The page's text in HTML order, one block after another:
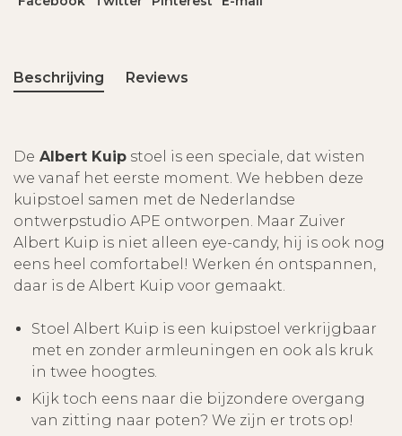
Beschrijving Reviews
De Albert Kuip stoel is een speciale, dat wisten
we vanaf het eerste moment. We hebben deze
kuipstoel samen met de Nederlandse
ontwerpstudio APE ontworpen. Maar Zuiver
Albert Kuip is niet alleen eye-candy, hij is ook nog
eens heel comfortabel! Werken én ontspannen,
daar is de Albert Kuip voor gemaakt.
Stoel Albert Kuip is een kuipstoel verkrijgbaar
met en zonder armleuningen en ook als kruk
in twee hoogtes.
Kijk toch eens naar die bijzondere overgang
van zitting naar poten? We zijn er trots op!